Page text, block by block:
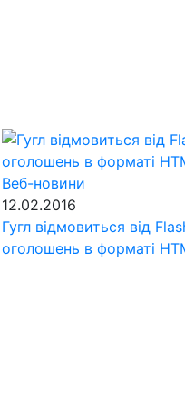
Веб-новини
12.02.2016
Гугл відмовиться від
оголошень в форматі